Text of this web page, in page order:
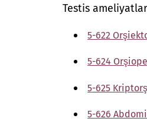
Testis
5-622
5-624
5-625
5-626